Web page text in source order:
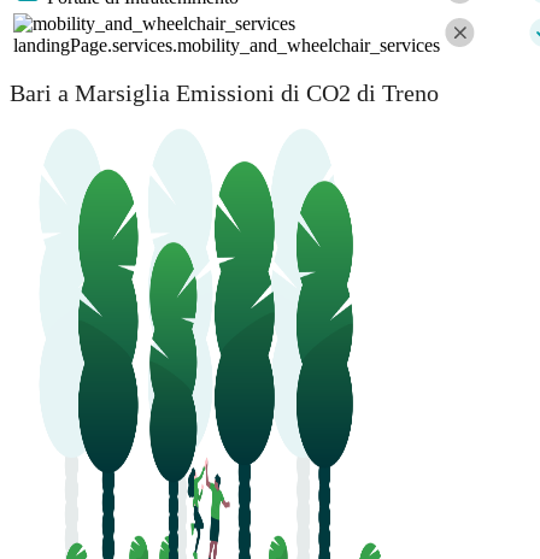
landingPage.services.mobility_and_wheelchair_services
Bari a Marsiglia Emissioni di CO2 di Treno